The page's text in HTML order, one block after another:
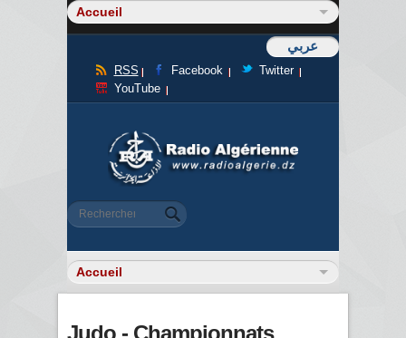
عربي
RSS Facebook
Twitter
YouTube
Formulaire de recherche
Rechercher
Judo - Championnats